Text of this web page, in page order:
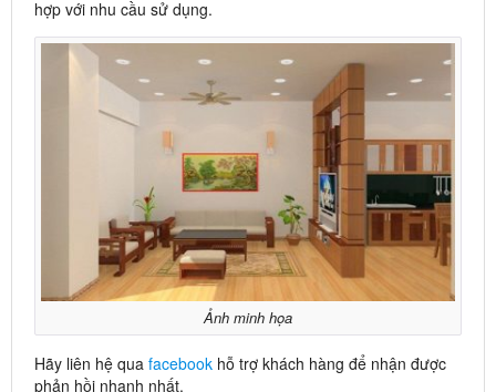
hợp với nhu cầu sử dụng.
Ảnh minh họa
Hãy liên hệ qua facebook hỗ trợ khách hàng để nhận được
phản hồi nhanh nhất.